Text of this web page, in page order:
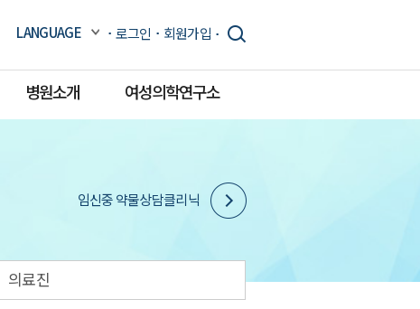
LANGUAGE 로그인 회원가입
병원소개 여성의학연구소
임신중 약물상담클리닉
의료진